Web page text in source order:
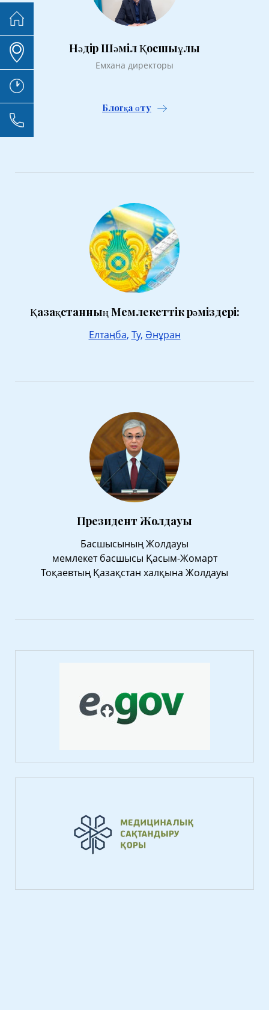
Нәдір Шәміл Қосшыұлы
Емхана директоры
Блогқа өту
Қазақстанның Мемлекеттік рәміздері:
Елтаңба, Ту, Әнұран
Президент Жолдауы
Басшысының Жолдауы
мемлекет басшысы Қасым-Жомарт
Тоқаевтың Қазақстан халқына Жолдауы